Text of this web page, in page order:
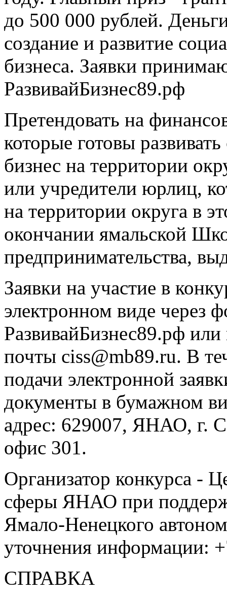
до 500 000 рублей.
создание и развитие
бизнеса. Заявки
РазвивайБизнес89.рф
Претендовать на
которые готовы
бизнес на территории
или учредители юрлиц,
на территории округа в
окончании ямальской
предпринимательства,
Заявки на участие в
электронном виде через
РазвивайБизнес89.рф
почты ciss@mb89.ru. В
подачи электронной
документы в бумажном
адрес: 629007, ЯНАО, г.
офис 301.
Организатор конкурса -
сферы ЯНАО при
Ямало-Ненецкого
уточнения информации:
СПРАВКА